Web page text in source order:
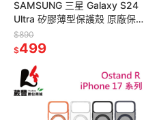
SAMSUNG 三星 Galaxy S24
Ultra 矽膠薄型保護殼 原廠保護
殼
$890
$499